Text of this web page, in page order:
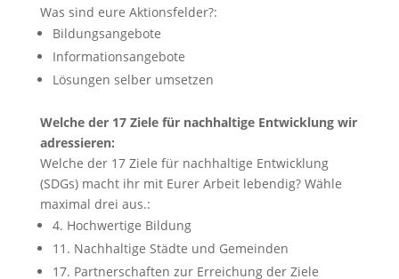
Was sind eure Aktionsfelder?:
Bildungsangebote
Informationsangebote
Lösungen selber umsetzen
Welche der 17 Ziele für nachhaltige Entwicklung wir
adressieren:
Welche der 17 Ziele für nachhaltige Entwicklung
(SDGs) macht ihr mit Eurer Arbeit lebendig? Wähle
maximal drei aus.:
4. Hochwertige Bildung
11. Nachhaltige Städte und Gemeinden
17. Partnerschaften zur Erreichung der Ziele